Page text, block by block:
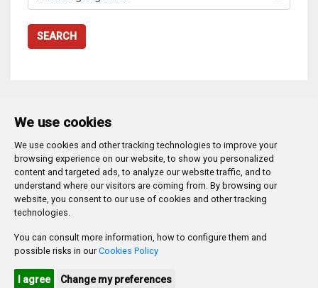
We use cookies
We use cookies and other tracking technologies to improve your
browsing experience on our website, to show you personalized
content and targeted ads, to analyze our website traffic, and to
understand where our visitors are coming from. By browsing our
website, you consent to our use of cookies and other tracking
technologies.
You can consult more information, how to configure them and
possible risks in ourCookies Policy
I agree Change my preferences
SEARCH
Plaza Mayor 1 - 09071BURGOS
947 288 800 CIF: P-0906100-C
CONTACTO | AVISOS, QUEJAS Y SUGERENCIAS
CANAL DE DENUNCIAS
PROMUEVE BURGOS